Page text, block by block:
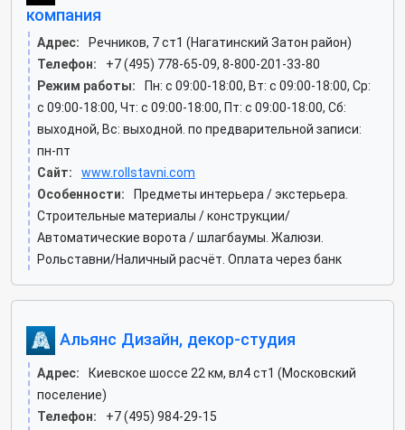
компания
Адрес:
Речников, 7 ст1 (Нагатинский Затон район)
Телефон:
+7 (495) 778-65-09, 8-800-201-33-80
Режим работы:
Пн: c 09:00-18:00, Вт: c 09:00-18:00, Ср:
c 09:00-18:00, Чт: c 09:00-18:00, Пт: c 09:00-18:00, Сб:
выходной, Вс: выходной. по предварительной записи:
пн-пт
Сайт:
www.rollstavni.com
Особенности:
Предметы интерьера / экстерьера.
Строительные материалы / конструкции/
Автоматические ворота / шлагбаумы. Жалюзи.
Рольставни/Наличный расчёт. Оплата через банк
Альянс Дизайн, декор-студия
Адрес:
Киевское шоссе 22 км, вл4 ст1 (Московский
поселение)
Телефон:
+7 (495) 984-29-15